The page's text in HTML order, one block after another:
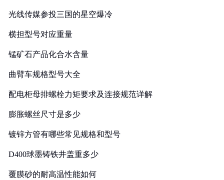
光线传媒参投三国的星空爆冷
横担型号对应重量
锰矿石产品化合水含量
曲臂车规格型号大全
配电柜母排螺栓力矩要求及连接规范详解
膨胀螺丝尺寸是多少
镀锌方管有哪些常见规格和型号
D400球墨铸铁井盖重多少
覆膜砂的耐高温性能如何